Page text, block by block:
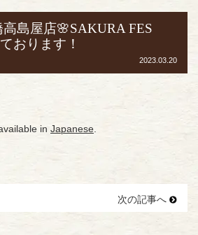
高島屋店🌸SAKURA FES
おります！
2023.03.20
in Japanese.
次の記事へ